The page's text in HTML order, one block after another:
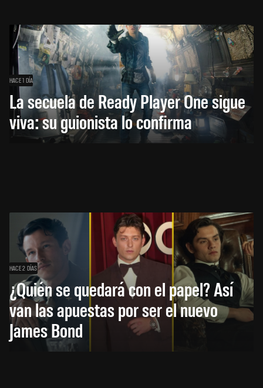
HACE 1 DÍA
La secuela de Ready Player One sigue
viva: su guionista lo confirma
HACE 2 DÍAS
¿Quién se quedará con el papel? Así
van las apuestas por ser el nuevo
James Bond